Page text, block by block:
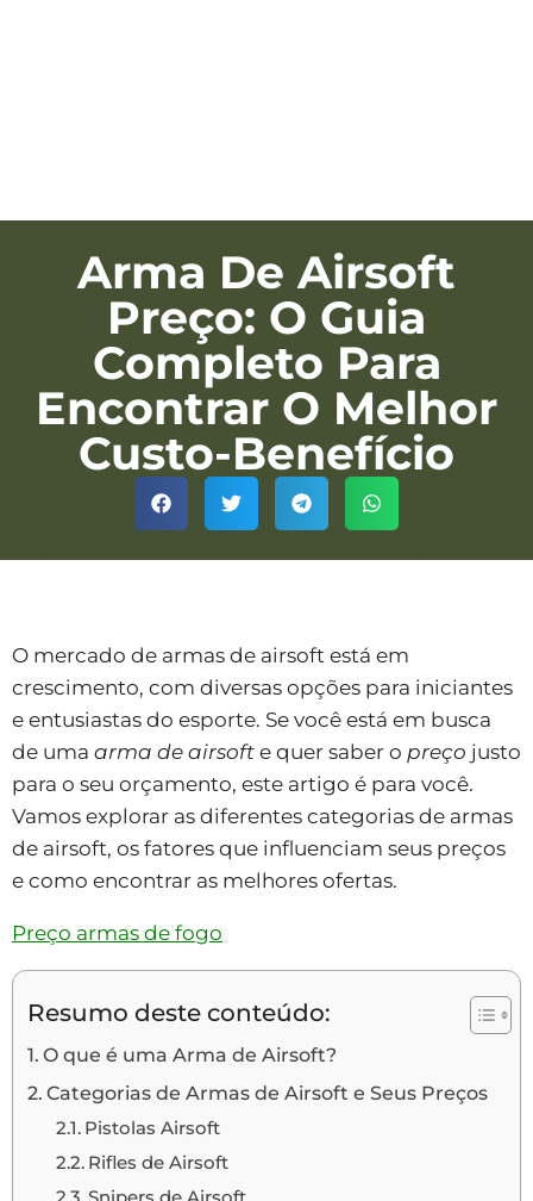
Arma De Airsoft
Preço: O Guia
Completo Para
Encontrar O Melhor
Custo-Benefício
O mercado de armas de airsoft está em
crescimento, com diversas opções para iniciantes
e entusiastas do esporte. Se você está em busca
de uma arma de airsoft e quer saber o preço justo
para o seu orçamento, este artigo é para você.
Vamos explorar as diferentes categorias de armas
de airsoft, os fatores que influenciam seus preços
e como encontrar as melhores ofertas.
Preço armas de fogo
Resumo deste conteúdo:
O que é uma Arma de Airsoft?
Categorias de Armas de Airsoft e Seus Preços
Pistolas Airsoft
Rifles de Airsoft